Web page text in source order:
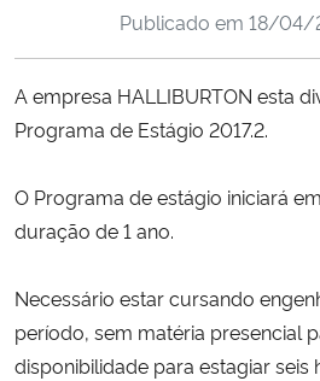
Ministério da Cidadania
Ministério de Minas e Energia
Ministério da Ciência, Tecnologia, Inovações
Ministério do Turismo
Publicado em 18/04/
A empresa HALLIBURTON esta
Programa de Estágio 2017.2.
O Programa de estágio iniciará
duração de 1 ano.
Necessário estar cursando
período, sem matéria presencial
disponibilidade para estagiar seis